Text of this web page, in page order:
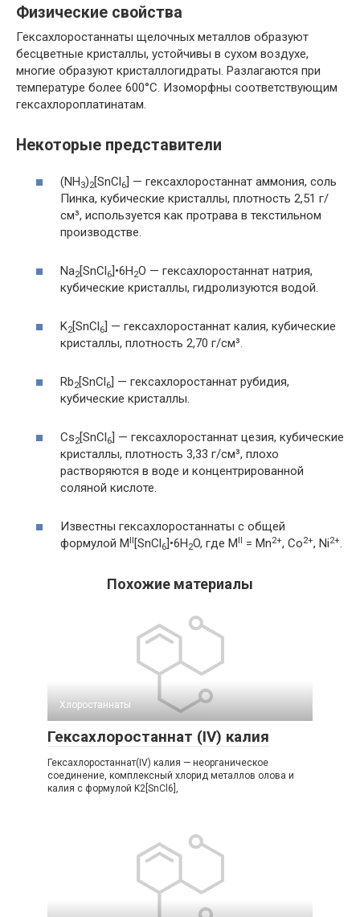
Физические свойства
Гексахлоростаннаты щелочных металлов образуют
бесцветные кристаллы, устойчивы в сухом воздухе,
многие образуют кристаллогидраты. Разлагаются при
температуре более 600°С. Изоморфны соответствующим
гексахлороплатинатам.
Некоторые представители
(NH3)2[SnCl6] — гексахлоростаннат аммония, соль
Пинка, кубические кристаллы, плотность 2,51 г/
см³, используется как протрава в текстильном
производстве.
Na2[SnCl6]•6H2O — гексахлоростаннат натрия,
кубические кристаллы, гидролизуются водой.
K2[SnCl6] — гексахлоростаннат калия, кубические
кристаллы, плотность 2,70 г/см³.
Rb2[SnCl6] — гексахлоростаннат рубидия,
кубические кристаллы.
Cs2[SnCl6] — гексахлоростаннат цезия, кубические
кристаллы, плотность 3,33 г/см³, плохо
растворяются в воде и концентрированной
соляной кислоте.
Известны гексахлоростаннаты с общей
формулой MII [SnCl6]•6H2O, где MII = Mn2+, Co2+, Ni2+.
Похожие материалы
Хлоростаннаты‎
Гексахлоростаннат (IV) калия
Гексахлоростаннат(IV) калия — неорганическое
соединение, комплексный хлорид металлов олова и
калия с формулой K2[SnCl6],